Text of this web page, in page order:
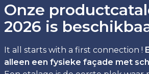
Onze
2026 is
It all starts with a first connection !
alleen een fysieke façade met